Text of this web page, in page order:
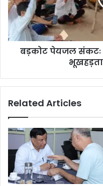
बड़कोट पेयजल संकटः
Related Articles